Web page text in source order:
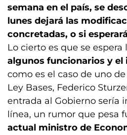
semana en el país, se
lunes dejará las
concretadas, o si
Lo cierto es que se espera
algunos funcionarios y el
como es el caso de uno
Ley Bases, Federico
entrada al Gobierno sería
línea, un rumor que pesa
actual ministro de